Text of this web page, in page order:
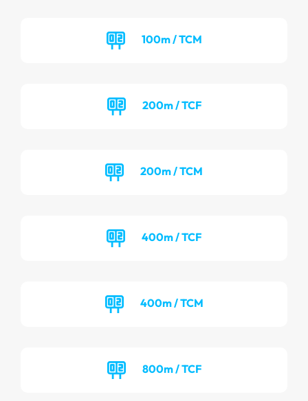
100m / TCM
200m / TCF
200m / TCM
400m / TCF
400m / TCM
800m / TCF